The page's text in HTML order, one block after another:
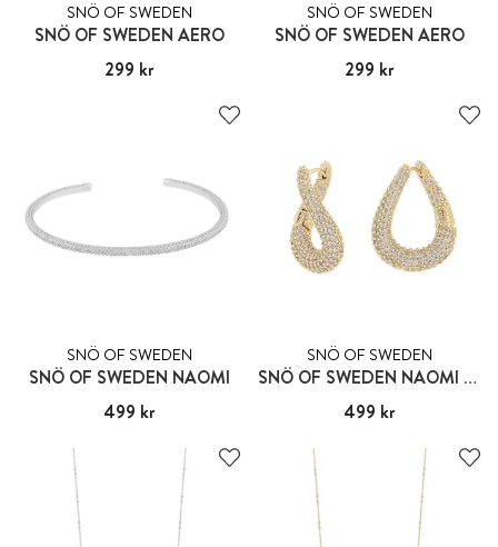
SNÖ OF SWEDEN
SNÖ OF SWEDEN AERO
Pris:299 kr
299 kr
SNÖ OF SWEDEN
SNÖ OF SWEDEN AERO
Pris:299 kr
299 kr
SNÖ OF SWEDEN
SNÖ OF SWEDEN NAOMI
Pris:499 kr
499 kr
SNÖ OF SWEDEN
SNÖ OF SWEDEN NAOMI IRREGULAR RING
Pris:499 kr
499 kr